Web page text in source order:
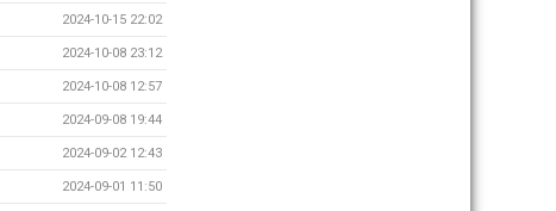
2024-10-15 22:02
2024-10-08 23:12
2024-10-08 12:57
2024-09-08 19:44
2024-09-02 12:43
2024-09-01 11:50